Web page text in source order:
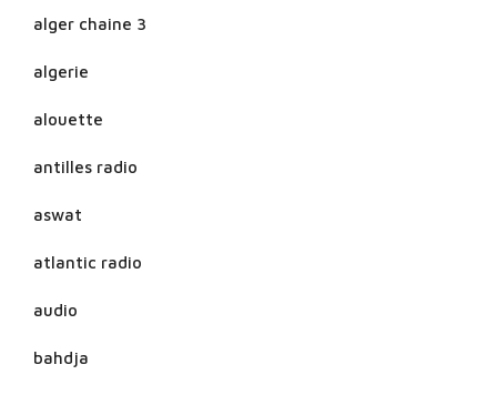
alger chaine 3
algerie
alouette
antilles radio
aswat
atlantic radio
audio
bahdja